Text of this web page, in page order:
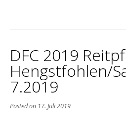
DFC 2019
Hengstfohlen/
7.2019
Posted on 17. Juli 2019